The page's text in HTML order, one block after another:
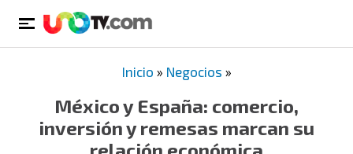
Inicio » Negocios »
México y España: comercio,
inversión y remesas marcan su